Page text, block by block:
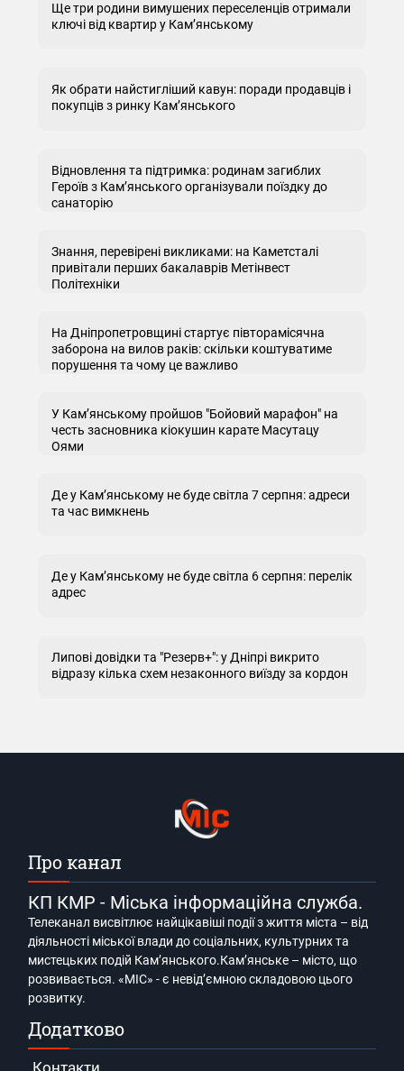
Ще три родини вимушених переселенців отримали
ключі від квартир у Кам’янському
Як обрати найстигліший кавун: поради продавців і
покупців з ринку Кам’янського
Відновлення та підтримка: родинам загиблих
Героїв з Кам’янського організували поїздку до
санаторію
Знання, перевірені викликами: на Каметсталі
привітали перших бакалаврів Метінвест
Політехніки
На Дніпропетровщині стартує півторамісячна
заборона на вилов раків: скільки коштуватиме
порушення та чому це важливо
У Кам’янському пройшов "Бойовий марафон" на
честь засновника кіокушин карате Масутацу
Оями
Де у Кам’янському не буде світла 7 серпня: адреси
та час вимкнень
Де у Кам’янському не буде світла 6 серпня: перелік
адрес
Липові довідки та "Резерв+": у Дніпрі викрито
відразу кілька схем незаконного виїзду за кордон
Про канал
КП КМР - Міська інформаційна служба.
Телеканал висвітлює найцікавіші події з життя міста – від
діяльності міської влади до соціальних, культурних та
мистецьких подій Кам’янського.Кам’янське – місто, що
розвивається. «МІС» - є невід’ємною складовою цього
розвитку.
Додатково